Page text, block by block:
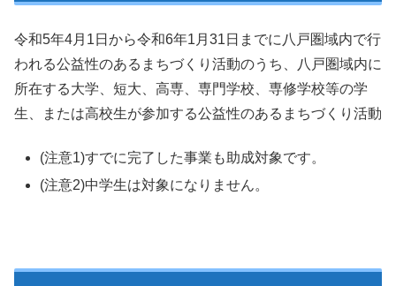
令和5年4月1日から令和6年1月31日までに八戸圏域内で行
われる公益性のあるまちづくり活動のうち、八戸圏域内に
所在する大学、短大、高専、専門学校、専修学校等の学
生、または高校生が参加する公益性のあるまちづくり活動
(注意1)すでに完了した事業も助成対象です。
(注意2)中学生は対象になりません。